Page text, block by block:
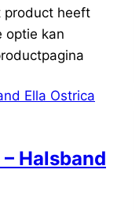
product heeft
optie kan
– Halsband